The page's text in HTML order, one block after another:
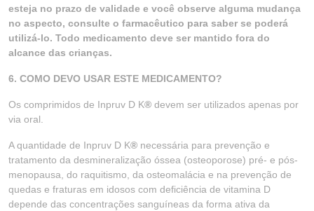
esteja no prazo de validade e você observe alguma mudança
no aspecto, consulte o farmacêutico para saber se poderá
utilizá-lo. Todo medicamento deve ser mantido fora do
alcance das crianças.
6. COMO DEVO USAR ESTE MEDICAMENTO?
Os comprimidos de Inpruv D K® devem ser utilizados apenas por
via oral.
A quantidade de Inpruv D K® necessária para prevenção e
tratamento da desmineralização óssea (osteoporose) pré- e pós-
menopausa, do raquitismo, da osteomalácia e na prevenção de
quedas e fraturas em idosos com deficiência de vitamina D
depende das concentrações sanguíneas da forma ativa da